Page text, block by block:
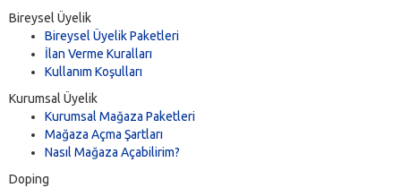
Bireysel Üyelik
Bireysel Üyelik Paketleri
İlan Verme Kuralları
Kullanım Koşulları
Kurumsal Üyelik
Kurumsal Mağaza Paketleri
Mağaza Açma Şartları
Nasıl Mağaza Açabilirim?
Doping